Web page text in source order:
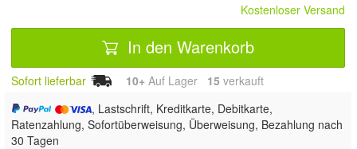
Kostenloser Versand
In den Warenkorb
Sofort lieferbar 10+ Auf Lager 15 verkauft
, Lastschrift, Kreditkarte, Debitkarte,
Ratenzahlung, Sofortüberweisung, Überweisung, Bezahlung nach
30 Tagen